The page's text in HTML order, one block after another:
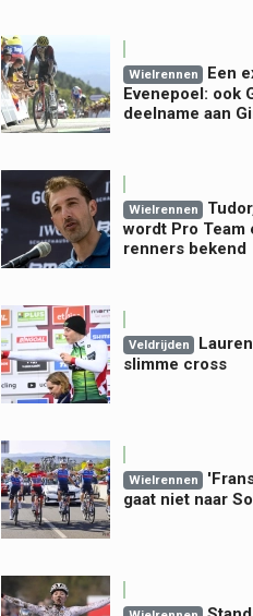
Wielrennen
Een
Evenepoel: ook
deelname aan
Wielrennen
wordt Pro Team
renners bekend
Veldrijden
slimme cross
Wielrennen
gaat niet naar